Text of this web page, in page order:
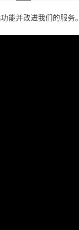
PC,
能并改进我们的服务